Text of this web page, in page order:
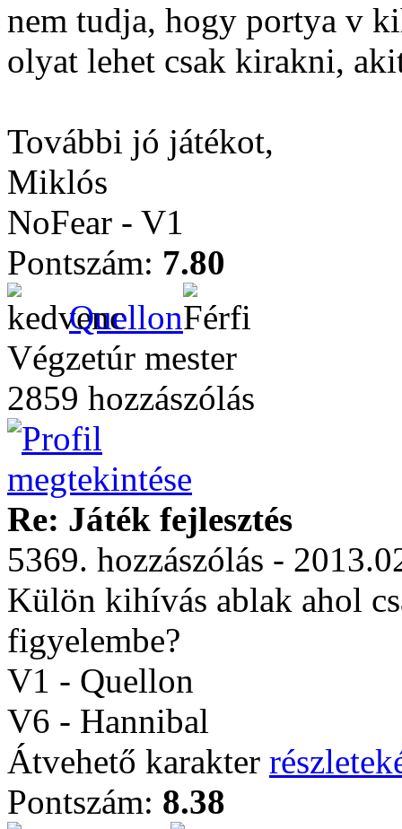
nem tudja, hogy portya v
olyat lehet csak kirakni,
További jó játékot,
Miklós
NoFear - V1
Pontszám: 7.80
Quellon
Végzetúr mester
2859 hozzászólás
Re: Játék fejlesztés
5369. hozzászólás -
Külön kihívás ablak ahol
figyelembe?
V1 - Quellon
V6 - Hannibal
Átvehető karakter
Pontszám: 8.38